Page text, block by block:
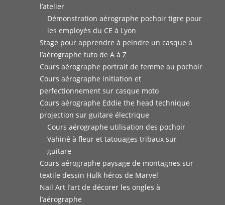
l’atelier
Démonstration aérographe pochoir tigre pour
les employés du CE à Lyon
Stage pour apprendre à peindre un casque à
l’aérographe tuto de A à Z
Cours aérographe portrait de femme au pochoir
Cours aérographe initiation et
perfectionnement sur casque moto
Cours aérographe Eddie the head technique
projection sur guitare électrique
Cours aérographe utilisation des pochoir
Vahiné à fleur et tatouages tribaux sur
guitare
Cours aérographe paysage de montagnes sur
textile dessin Hulk héros de Marvel
Nail Art l’art de décorer les ongles à
l’aérographe